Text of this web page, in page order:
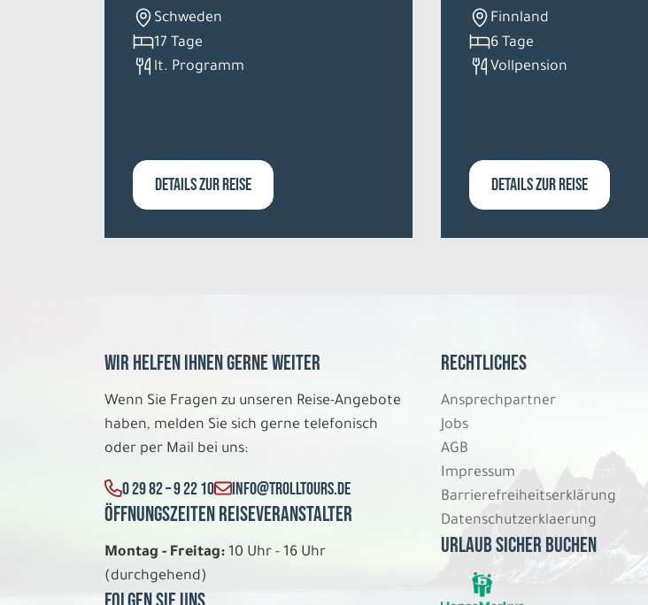
Schweden
17 Tage
lt. Programm
DETAILS ZUR REISE
Finnland
6 Tage
Vollpension
DETAILS ZUR REISE
Wir helfen Ihnen gerne weiter
Wenn Sie Fragen zu unseren Reise-Angebote
haben, melden Sie sich gerne telefonisch
oder per Mail bei uns:
0 29 82 – 9 22 10 INFO@TROLLTOURS.DE
Öffnungszeiten Reiseveranstalter
Montag - Freitag: 10 Uhr - 16 Uhr
(durchgehend)
Rechtliches
Ansprechpartner
Jobs
AGB
Impressum
Barrierefreiheitserklärung
Datenschutzerklaerung
Urlaub sicher buchen